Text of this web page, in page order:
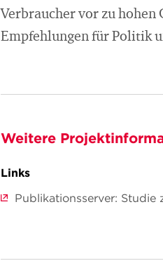
Verbraucher vor zu hohen
Empfehlungen für Politik
Weitere
Links
Publikationsserver: Studie